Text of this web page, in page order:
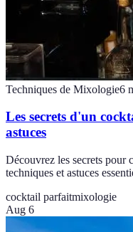
Techniques de Mixologie6
Les secrets d'un
astuces
Découvrez les secrets pour
techniques et astuces
cocktail parfaitmixologie
Aug 6